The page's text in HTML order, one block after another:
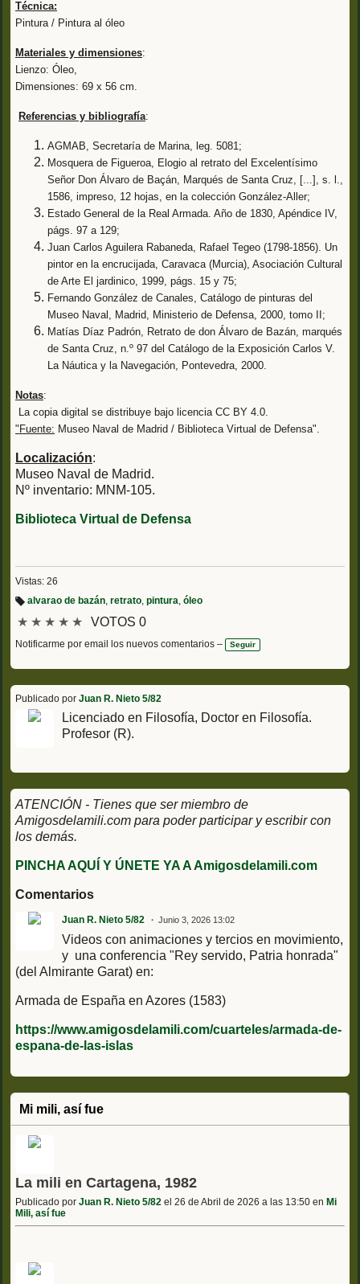
Técnica:
Pintura / Pintura al óleo
Materiales y dimensiones:
Lienzo: Óleo,
Dimensiones: 69 x 56 cm.
Referencias y bibliografía:
AGMAB, Secretaría de Marina, leg. 5081;
Mosquera de Figueroa, Elogio al retrato del Excelentísimo
Señor Don Álvaro de Baçán, Marqués de Santa Cruz, [...], s. l.,
1586, impreso, 12 hojas, en la colección González-Aller;
Estado General de la Real Armada. Año de 1830, Apéndice IV,
págs. 97 a 129;
Juan Carlos Aguilera Rabaneda, Rafael Tegeo (1798-1856). Un
pintor en la encrucijada, Caravaca (Murcia), Asociación Cultural
de Arte El jardinico, 1999, págs. 15 y 75;
Fernando González de Canales, Catálogo de pinturas del
Museo Naval, Madrid, Ministerio de Defensa, 2000, tomo II;
Matías Díaz Padrón, Retrato de don Álvaro de Bazán, marqués
de Santa Cruz, n.º 97 del Catálogo de la Exposición Carlos V.
La Náutica y la Navegación, Pontevedra, 2000.
Notas:
La copia digital se distribuye bajo licencia CC BY 4.0.
"Fuente: Museo Naval de Madrid / Biblioteca Virtual de Defensa".
Localización:
Museo Naval de Madrid.
Nº inventario: MNM-105.
Biblioteca Virtual de Defensa
Vistas: 26
iq
et
a
alvarao de bazán retrato pintura óleo
★ ★ ★ ★ ★ VOTOS 0
Notificarme por email los nuevos comentarios – Seguir
Publicado por Juan R. Nieto 5/82
Licenciado en Filosofía, Doctor en Filosofía.
Profesor (R).
ATENCIÓN - Tienes que ser miembro de
Amigosdelamili.com para poder participar y escribir con
los demás.
PINCHA AQUÍ Y ÚNETE YA A Amigosdelamili.com
Comentarios
Juan R. Nieto 5/82 Junio 3, 2026 13:02
Videos con animaciones y tercios en movimiento,
y una conferencia "Rey servido, Patria honrada"
(del Almirante Garat) en:
Armada de España en Azores (1583)
https://www.amigosdelamili.com/cuarteles/armada-de-
espana-de-las-islas
Mi mili, así fue
La mili en Cartagena, 1982
Publicado por Juan R. Nieto 5/82 el 26 de Abril de 2026 a las 13:50 en Mi
Mili, así fue